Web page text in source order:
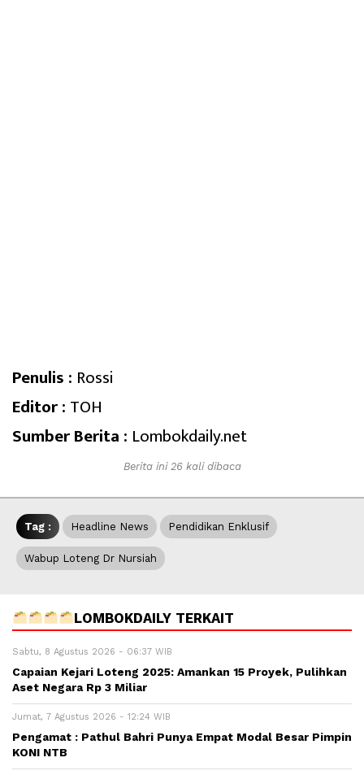
Penulis : Rossi
Editor : TOH
Sumber Berita : Lombokdaily.net
Berita ini 26 kali dibaca
Tag : Headline News Pendidikan Enklusif
Wabup Loteng Dr Nursiah
LOMBOKDAILY TERKAIT
Sabtu, 8 Agustus 2026 - 06:37 WIB
Capaian Kejari Loteng 2025: Amankan 15 Proyek, Pulihkan
Aset Negara Rp 3 Miliar
Jumat, 7 Agustus 2026 - 12:24 WIB
Pengamat : Pathul Bahri Punya Empat Modal Besar Pimpin
KONI NTB